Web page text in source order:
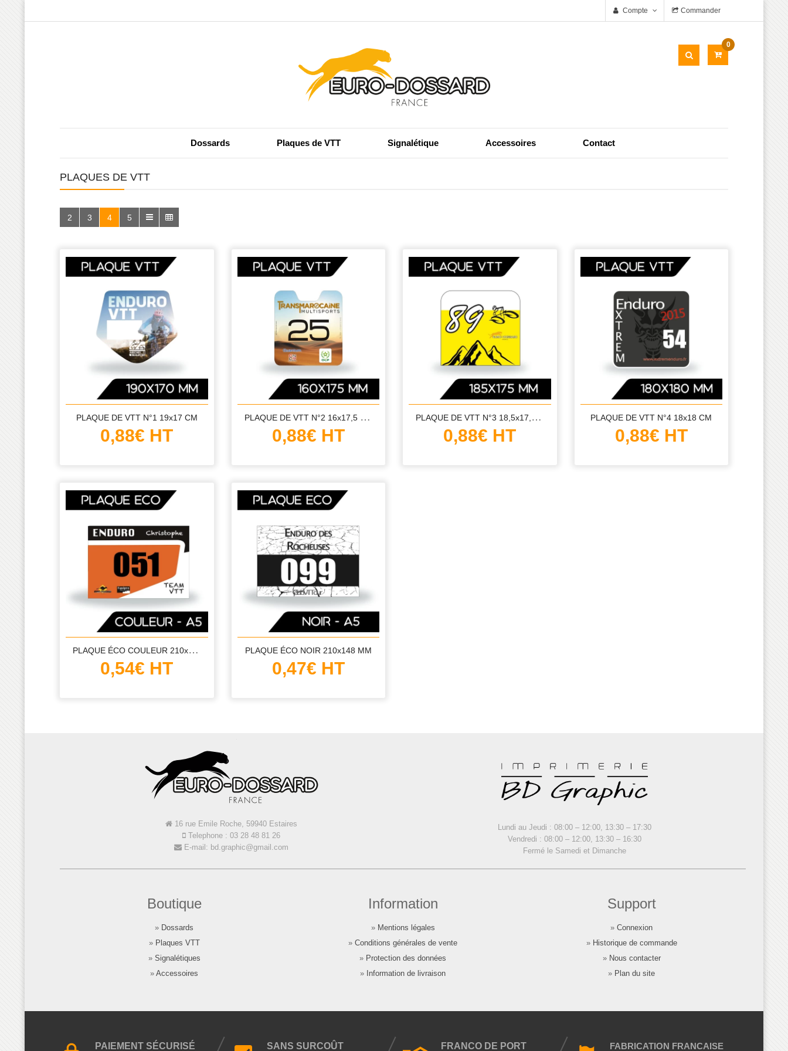
Compte Commander
0
Dossards Plaques de VTT Signalétique Accessoires Contact
PLAQUES DE VTT
2 3 4 5
PLAQUE DE VTT N°1 19x17 CM
0,88€
P
LAQUE DE VTT N°2 16x17,5 CM
0,88€
P
LAQUE DE VTT N°3 18,5x17,5 CM
0,88€
PLAQUE DE VTT N°4 18x18 CM
0,88€
P
LAQUE ÉCO COULEUR 210x148 MM
0,54€
PLAQUE ÉCO NOIR 210x148 MM
0,47€
16 rue Emile Roche, 59940 Estaires
Telephone : 03 28 48 81 26
E-mail: bd.graphic@gmail.com
Lundi au Jeudi : 08:00 – 12:00, 13:30 – 17:30
Vendredi : 08:00 – 12:00, 13:30 – 16:30
Fermé le Samedi et Dimanche
Boutique
» Dossards
» Plaques VTT
» Signalétiques
» Accessoires
Information
» Mentions légales
» Conditions générales de vente
» Protection des données
» Information de livraison
Support
» Connexion
» Historique de commande
» Nous contacter
» Plan du site
PAIEMENT SÉCURISÉ SANS SURCOÛT FRANCO DE PORT FABRICATION FRANCAISE